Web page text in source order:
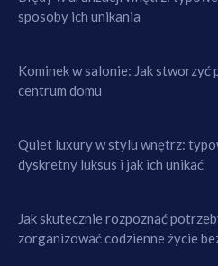
sposoby ich unikania
Kominek w salonie: Jak stworzyć
centrum domu
Quiet luxury w stylu wnętrz:
dyskretny luksus i jak ich unikać
Jak skutecznie rozpoznać
zorganizować codzienne życie